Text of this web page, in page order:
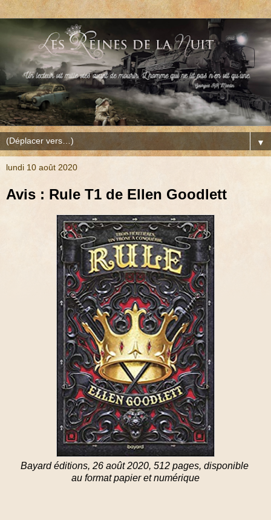
▼
lundi 10 août 2020
Avis : Rule T1 de Ellen Goodlett
Bayard éditions, 26 août 2020, 512 pages, disponible
au format papier et numérique